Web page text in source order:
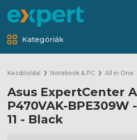
Kategóriák
Kezdőoldal Notebook & PC All in One
Asus ExpertCenter
P470VAK-BPE309W
11 - Black